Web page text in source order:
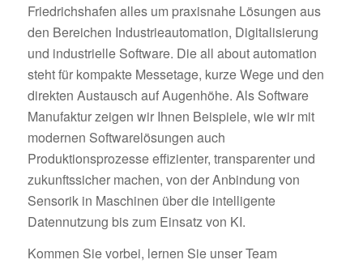
Friedrichshafen alles um praxisnahe Lösungen aus
den Bereichen Industrieautomation, Digitalisierung
und industrielle Software. Die all about automation
steht für kompakte Messetage, kurze Wege und den
direkten Austausch auf Augenhöhe. Als Software
Manufaktur zeigen wir Ihnen Beispiele, wie wir mit
modernen Softwarelösungen auch
Produktionsprozesse effizienter, transparenter und
zukunftssicher machen, von der Anbindung von
Sensorik in Maschinen über die intelligente
Datennutzung bis zum Einsatz von KI.
Kommen Sie vorbei, lernen Sie unser Team